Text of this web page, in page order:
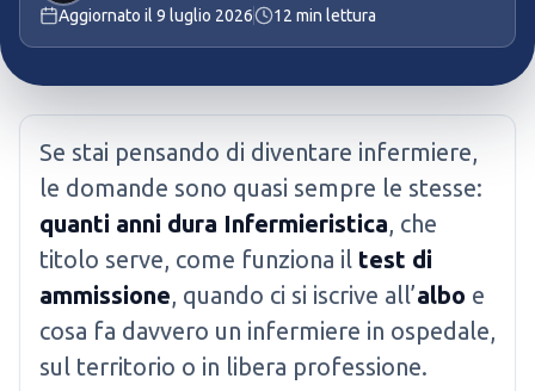
Aggiornato il 9 luglio 2026 12 min lettura
Se stai pensando di diventare infermiere,
le domande sono quasi sempre le stesse:
quanti anni dura Infermieristica, che
titolo serve, come funziona il test di
ammissione, quando ci si iscrive all’albo e
cosa fa davvero un infermiere in ospedale,
sul territorio o in libera professione.